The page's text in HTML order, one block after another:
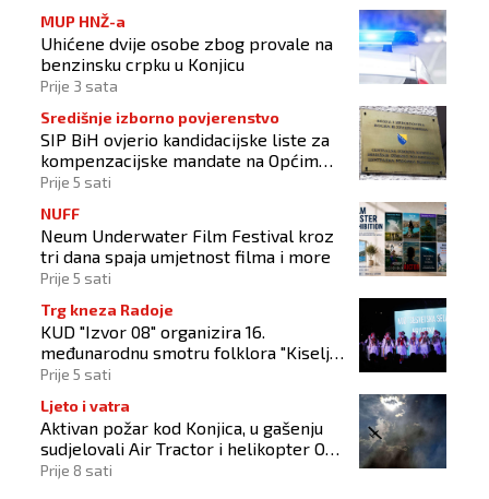
MUP HNŽ-a
Uhićene dvije osobe zbog provale na
benzinsku crpku u Konjicu
Prije 3 sata
Središnje izborno povjerenstvo
SIP BiH ovjerio kandidacijske liste za
kompenzacijske mandate na Općim
izborima 2026
Prije 5 sati
NUFF
Neum Underwater Film Festival kroz
tri dana spaja umjetnost filma i more
Prije 5 sati
Trg kneza Radoje
KUD "Izvor 08" organizira 16.
međunarodnu smotru folklora "Kiseljak
2026"
Prije 5 sati
Ljeto i vatra
Aktivan požar kod Konjica, u gašenju
sudjelovali Air Tractor i helikopter OS-
a BiH
Prije 8 sati